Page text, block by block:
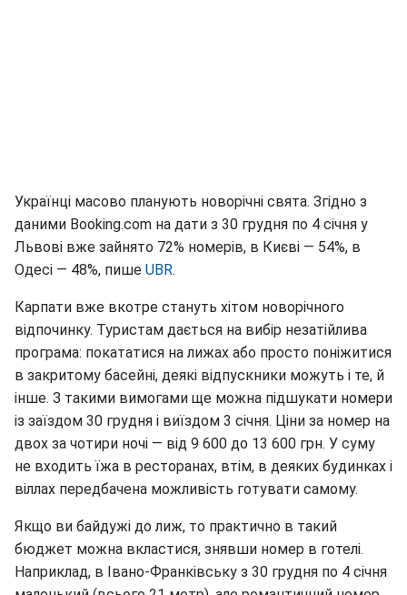
Українці масово планують новорічні свята. Згідно з
даними Booking.com на дати з 30 грудня по 4 січня у
Львові вже зайнято 72% номерів, в Києві — 54%, в
Одесі — 48%, пише UBR.
Карпати вже вкотре стануть хітом новорічного
відпочинку. Туристам дається на вибір незатійлива
програма: покататися на лижах або просто поніжитися
в закритому басейні, деякі відпускники можуть і те, й
інше. З такими вимогами ще можна підшукати номери
із заїздом 30 грудня і виїздом 3 січня. Ціни за номер на
двох за чотири ночі — від 9 600 до 13 600 грн. У суму
не входить їжа в ресторанах, втім, в деяких будинках і
віллах передбачена можливість готувати самому.
Якщо ви байдужі до лиж, то практично в такий
бюджет можна вкластися, знявши номер в готелі.
Наприклад, в Івано-Франківську з 30 грудня по 4 січня